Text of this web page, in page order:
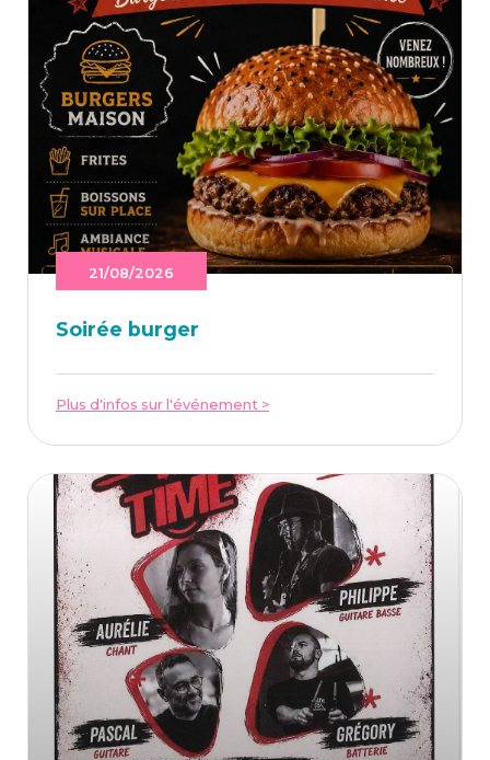
21/08/2026
Soi­rée burger
Plus d'infos sur l'événement >